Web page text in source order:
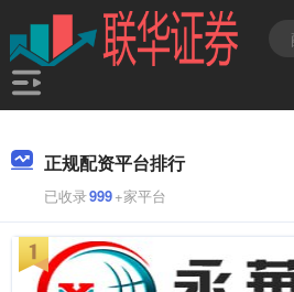
正规配资平台排行
已收录999+家平台